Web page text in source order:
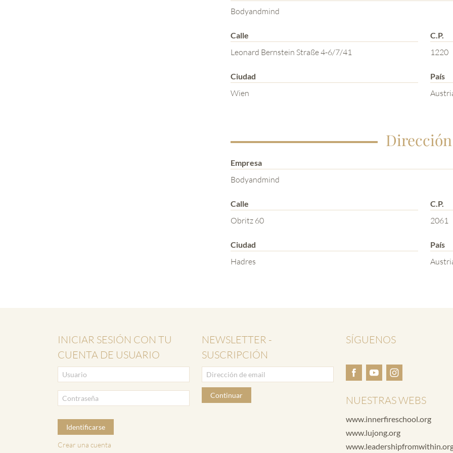
Bodyandmind
Calle
Leonard Bernstein Straße 4-6/7/41
C.P.
1220
Ciudad
Wien
País
Empresa
Bodyandmind
Calle
Obritz 60
C.P.
2061
Ciudad
Hadres
País
INICIAR SESIÓN CON TU
CUENTA DE USUARIO
Identificarse
Crear una cuenta
NEWSLETTER -
SUSCRIPCIÓN
Continuar
SÍGUENOS
NUESTRAS WEBS
www.innerfireschool.org
www.lujong.org